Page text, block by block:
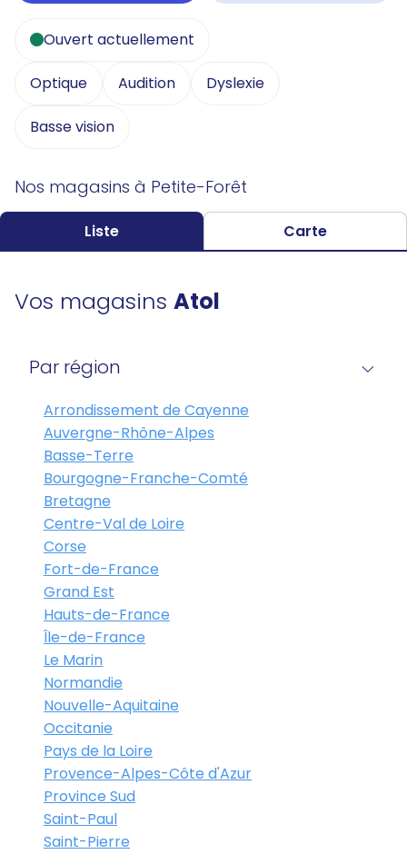
Ouvert actuellement
Optique Audition Dyslexie
Basse vision
Nos magasins à Petite-Forêt
Liste Carte
Vos magasins Atol
Par région
Arrondissement de Cayenne
Auvergne-Rhône-Alpes
Basse-Terre
Bourgogne-Franche-Comté
Bretagne
Centre-Val de Loire
Corse
Fort-de-France
Grand Est
Hauts-de-France
Île-de-France
Le Marin
Normandie
Nouvelle-Aquitaine
Occitanie
Pays de la Loire
Provence-Alpes-Côte d'Azur
Province Sud
Saint-Paul
Saint-Pierre